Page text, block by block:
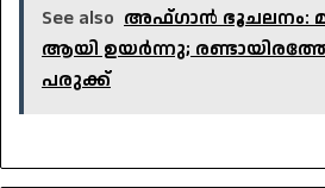
See also അഫ്ഗാൻ ഭൂചലനം:
ആയി ഉയർന്നു;
പരുക്ക്